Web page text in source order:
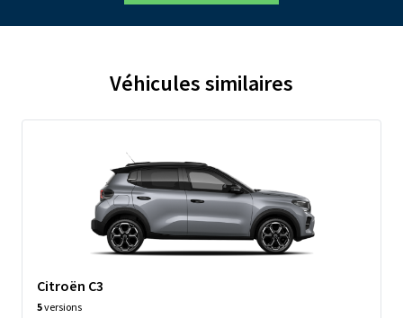
Véhicules similaires
Citroën C3
5versions